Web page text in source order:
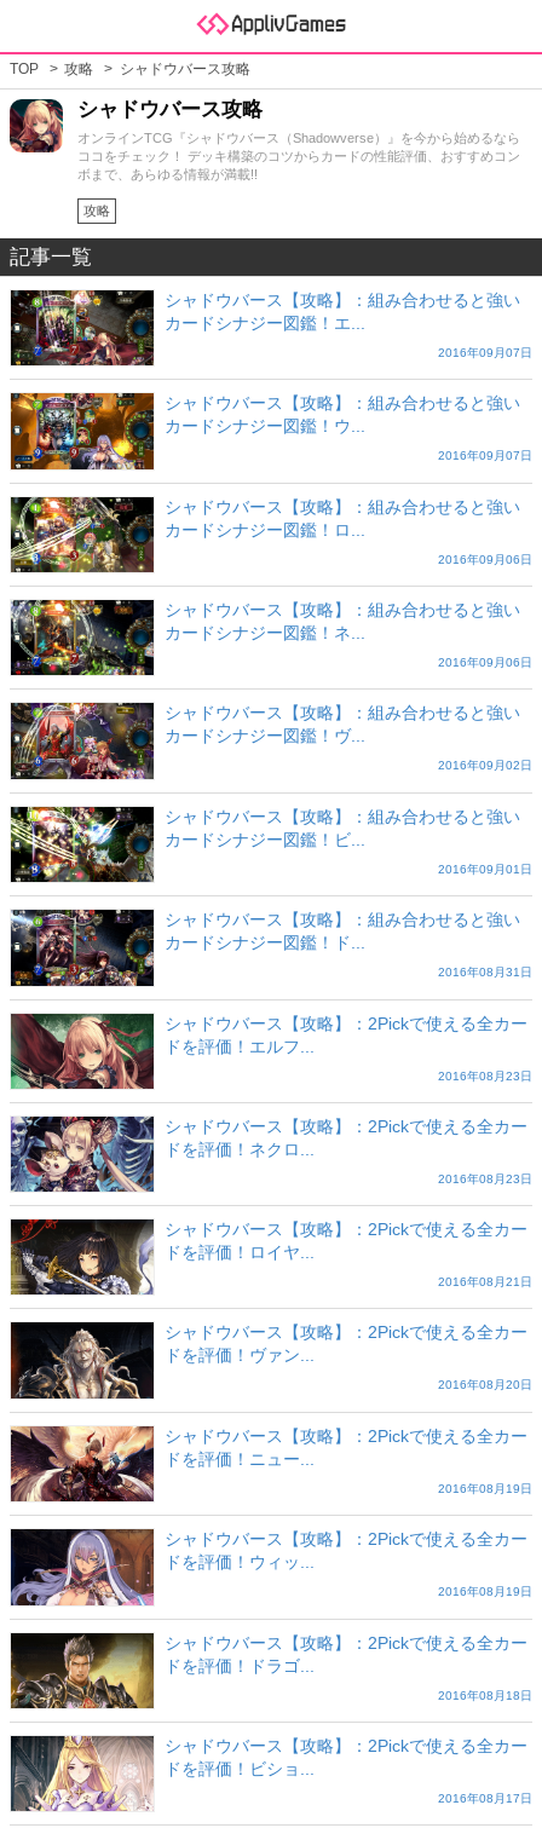
TOP 攻略 シャドウバース攻略
シャドウバース攻略
オンラインTCG『シャドウバース（Shadowverse）』を今から始めるなら
ココをチェック！ デッキ構築のコツからカードの性能評価、おすすめコン
ボまで、あらゆる情報が満載!!
攻略
記事一覧
シャドウバース【攻略】：組み合わせると強い
カードシナジー図鑑！エ...
2016年09月07日
シャドウバース【攻略】：組み合わせると強い
カードシナジー図鑑！ウ...
2016年09月07日
シャドウバース【攻略】：組み合わせると強い
カードシナジー図鑑！ロ...
2016年09月06日
シャドウバース【攻略】：組み合わせると強い
カードシナジー図鑑！ネ...
2016年09月06日
シャドウバース【攻略】：組み合わせると強い
カードシナジー図鑑！ヴ...
2016年09月02日
シャドウバース【攻略】：組み合わせると強い
カードシナジー図鑑！ビ...
2016年09月01日
シャドウバース【攻略】：組み合わせると強い
カードシナジー図鑑！ド...
2016年08月31日
シャドウバース【攻略】：2Pickで使える全カー
ドを評価！エルフ...
2016年08月23日
シャドウバース【攻略】：2Pickで使える全カー
ドを評価！ネクロ...
2016年08月23日
シャドウバース【攻略】：2Pickで使える全カー
ドを評価！ロイヤ...
2016年08月21日
シャドウバース【攻略】：2Pickで使える全カー
ドを評価！ヴァン...
2016年08月20日
シャドウバース【攻略】：2Pickで使える全カー
ドを評価！ニュー...
2016年08月19日
シャドウバース【攻略】：2Pickで使える全カー
ドを評価！ウィッ...
2016年08月19日
シャドウバース【攻略】：2Pickで使える全カー
ドを評価！ドラゴ...
2016年08月18日
シャドウバース【攻略】：2Pickで使える全カー
ドを評価！ビショ...
2016年08月17日